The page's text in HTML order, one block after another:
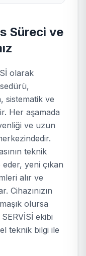
Süreci ve
olarak
sistematik ve
Her aşamada
ve uzun
teknik
yeni çıkan
alır ve
Cihazınızın
olursa
ekibi
teknik bilgi ile